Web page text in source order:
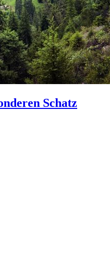
Schatz